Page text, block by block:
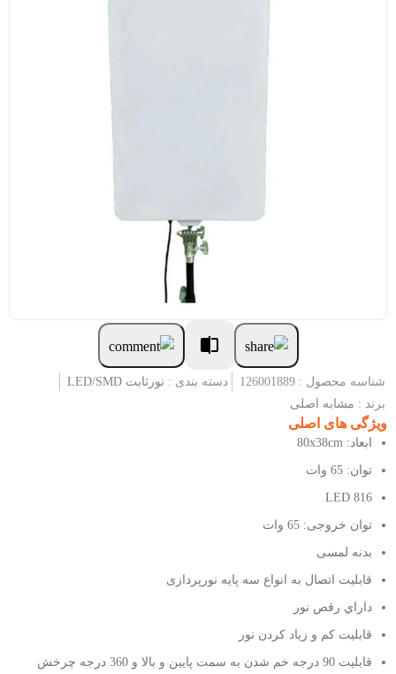
شناسه محصول : 126001889 دسته بندی : نورثابت LED/SMD
برند : مشابه اصلی
ویژگی های اصلی
ابعاد: 80x38cm
توان: 65 وات
816 LED
توان خروجی: 65 وات
بدنه لمسی
قابلیت اتصال به انواع سه پایه نورپردازی
داراي رقص نور
قابلیت کم و زیاد کردن نور
قابلیت 90 درجه خم شدن به سمت پایین و بالا و 360 درجه چرخش